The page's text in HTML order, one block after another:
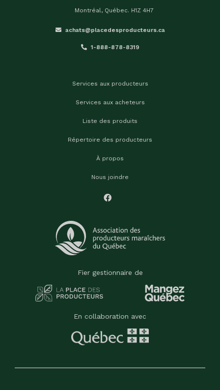
Montréal, Québec. H1Z 4H7
achats@placedesproducteurs.ca
1-888-878-8319
Services aux producteurs
Services aux acheteurs
Liste des produits
Répertoire des producteurs
À propos
Nous joindre
Fier gestionnaire de
En collaboration avec